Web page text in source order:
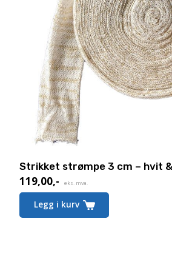
Strikket strømpe 3 cm – hvit
119,00,- eks. mva.
Legg i kurv